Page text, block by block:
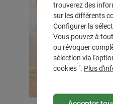
trouverez des
sur les différents
Configurer la
Vous pouvez à
ou révoquer
sélection via
cookies ". Plus